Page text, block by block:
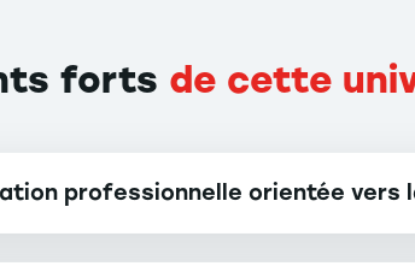
forts de cette
professionnelle orientée vers